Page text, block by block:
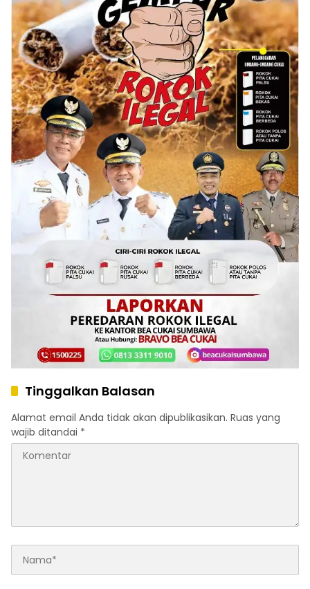
Tinggalkan Balasan
Alamat email Anda tidak akan dipublikasikan. Ruas yang
wajib ditandai *